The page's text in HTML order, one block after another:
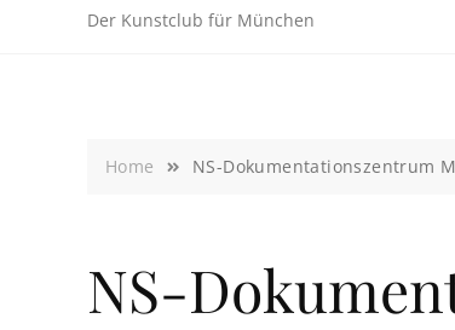
Der Kunstclub für München
Home NS-Dokumentationszentrum
NS-